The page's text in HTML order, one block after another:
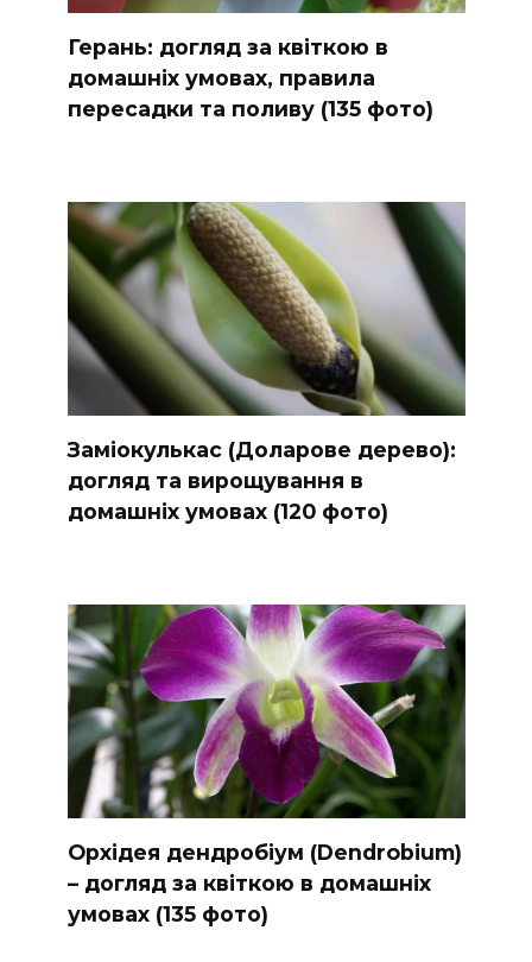
Герань: догляд за квіткою в
домашніх умовах, правила
пересадки та поливу (135 фото)
Заміокулькас (Доларове дерево):
догляд та вирощування в
домашніх умовах (120 фото)
Орхідея дендробіум (Dendrobium)
– догляд за квіткою в домашніх
умовах (135 фото)